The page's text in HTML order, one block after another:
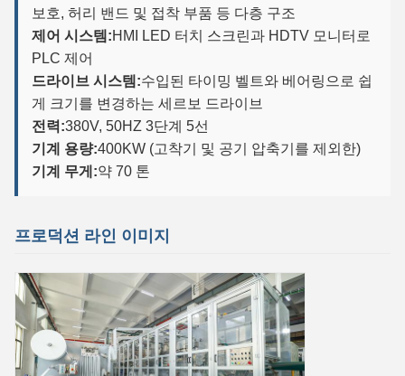
보호, 허리 밴드 및 접착 부품 등 다층 구조
제어 시스템:HMI LED 터치 스크린과 HDTV 모니터로
PLC 제어
드라이브 시스템:수입된 타이밍 벨트와 베어링으로 쉽
게 크기를 변경하는 세르보 드라이브
전력:380V, 50HZ 3단계 5선
기계 용량:400KW (고착기 및 공기 압축기를 제외한)
기계 무게:약 70 톤
프로덕션 라인 이미지